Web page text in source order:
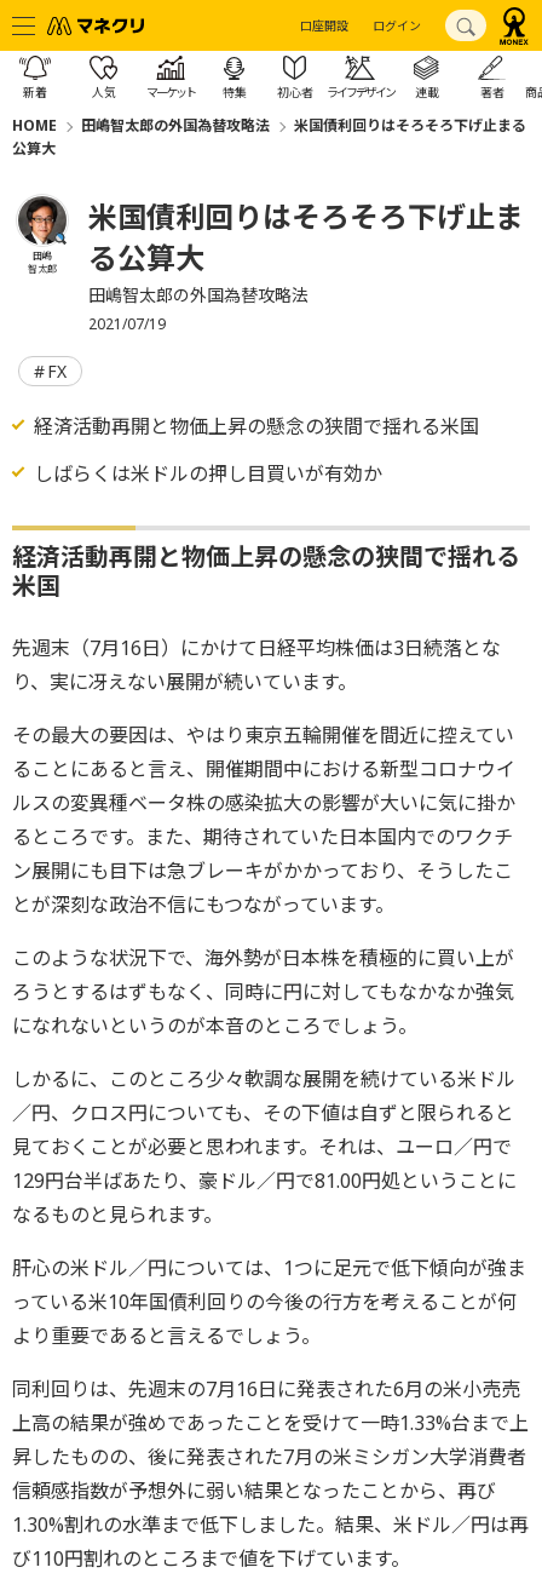
口座開設 ログイン
新着 人気 マーケット 特集 初心者 ライフデザイン 連載 著者 商
HOME 田嶋智太郎の外国為替攻略法
米国債利回りはそろそろ下げ止まる
公算大
田嶋
智太郎
米国債利回りはそろそろ下げ止ま
る公算大
田嶋智太郎の外国為替攻略法
2021/07/19
FX
経済活動再開と物価上昇の懸念の狭間で揺れる米国
しばらくは米ドルの押し目買いが有効か
経済活動再開と物価上昇の懸念の狭間で揺れる
米国
先週末（7月16日）にかけて日経平均株価は3日続落とな
り、実に冴えない展開が続いています。
その最大の要因は、やはり東京五輪開催を間近に控えてい
ることにあると言え、開催期間中における新型コロナウイ
ルスの変異種ベータ株の感染拡大の影響が大いに気に掛か
るところです。また、期待されていた日本国内でのワクチ
ン展開にも目下は急ブレーキがかかっており、そうしたこ
とが深刻な政治不信にもつながっています。
このような状況下で、海外勢が日本株を積極的に買い上が
ろうとするはずもなく、同時に円に対してもなかなか強気
になれないというのが本音のところでしょう。
しかるに、このところ少々軟調な展開を続けている米ドル
／円、クロス円についても、その下値は自ずと限られると
見ておくことが必要と思われます。それは、ユーロ／円で
129円台半ばあたり、豪ドル／円で81.00円処ということに
なるものと見られます。
肝心の米ドル／円については、1つに足元で低下傾向が強ま
っている米10年国債利回りの今後の行方を考えることが何
より重要であると言えるでしょう。
同利回りは、先週末の7月16日に発表された6月の米小売売
上高の結果が強めであったことを受けて一時1.33%台まで上
昇したものの、後に発表された7月の米ミシガン大学消費者
信頼感指数が予想外に弱い結果となったことから、再び
1.30%割れの水準まで低下しました。結果、米ドル／円は再
び110円割れのところまで値を下げています。